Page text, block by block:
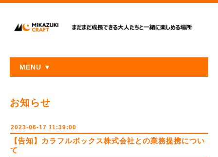
MENU ▼
お知らせ
2023-06-17 11:39:00
【告知】カラフルボックス株式会社との業務提携につい
て